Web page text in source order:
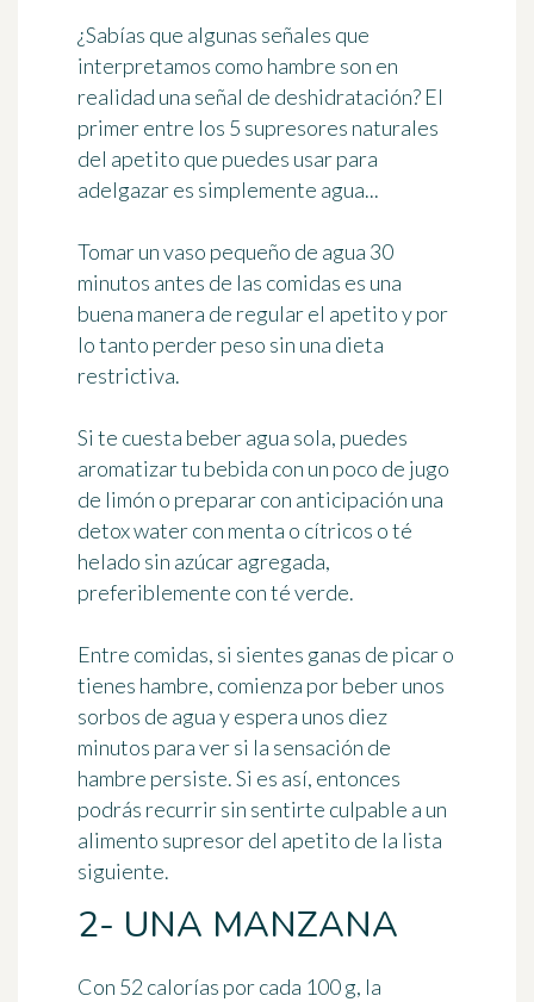
¿Sabías que algunas señales que
interpretamos como hambre son en
realidad una señal de deshidratación? El
primerentre los 5 supresores naturales
del apetito que puedes usar para
adelgazar es simplemente agua...
Tomarun vaso pequeño de agua 30
minutos antes de las comidas es una
buena manera de regular el apetito y por
lo tanto perder peso sin una dieta
restrictiva.
Si te cuesta beber agua sola, puedes
aromatizar tu bebida con un poco de jugo
de limón o preparar con anticipación una
detox water con menta o cítricos o té
helado sin azúcar agregada,
preferiblemente con té verde.
Entre comidas, si sientes ganas de picar o
tienes hambre, comienza porbeber unos
sorbos de aguay espera unos diez
minutos para ver si la sensación de
hambre persiste. Si es así, entonces
podrás recurrir sin sentirte culpable a un
alimento supresor del apetito de la lista
siguiente.
2- UNA MANZANA
Con 52 calorías por cada 100 g, la